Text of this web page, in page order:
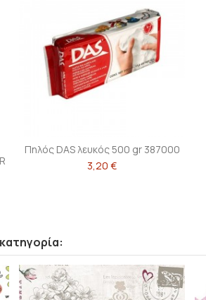
Πηλός DAS λευκός 500 gr 387000
3,20 €